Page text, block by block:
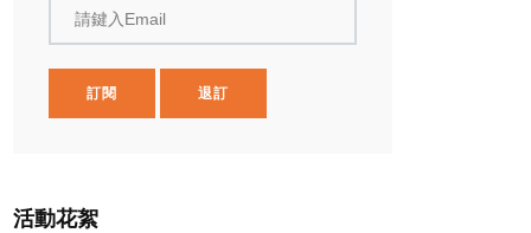
請鍵入Email
訂閱 退訂
活動花絮